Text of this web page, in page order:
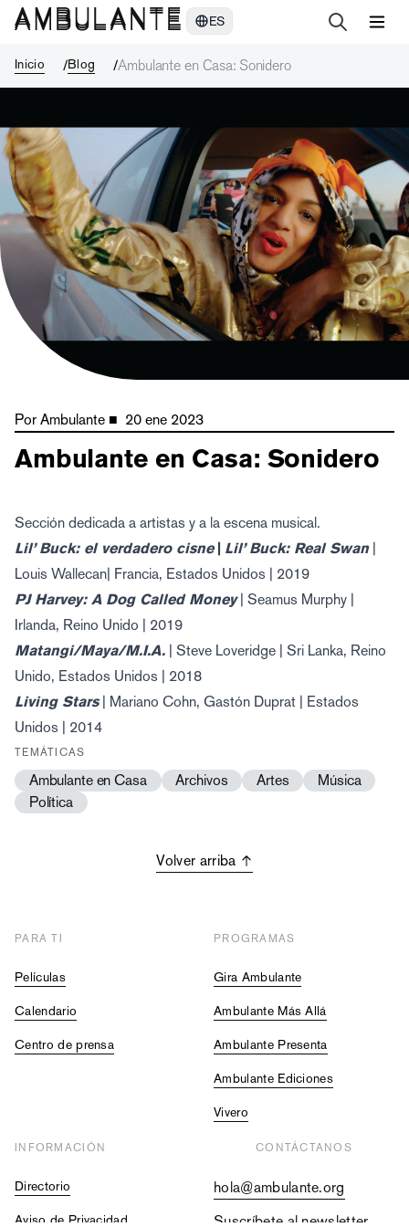
ES
Inicio Blog Ambulante en Casa: Sonidero
Por Ambulante ■ 20 ene 2023
Ambulante en Casa: Sonidero
Sección dedicada a artistas y a la escena musical.
Lil’ Buck: el verdadero cisne | Lil’ Buck: Real Swan |
Louis Wallecan| Francia, Estados Unidos | 2019
PJ Harvey: A Dog Called Money| Seamus Murphy |
Irlanda, Reino Unido | 2019
Matangi/Maya/M.I.A. | Steve Loveridge | Sri Lanka, Reino
Unido, Estados Unidos | 2018
Living Stars| Mariano Cohn, Gastón Duprat | Estados
Unidos | 2014
TEMÁTICAS
Ambulante en Casa Archivos Artes
Música
Política
Volver arriba
PARA TI
Películas
Calendario
Centro de prensa
PROGRAMAS
Gira Ambulante
Ambulante Más Allá
Ambulante Presenta
Ambulante Ediciones
Vivero
INFORMACIÓN
Directorio
Aviso de Privacidad
CONTÁCTANOS
hola@ambulante.org
Suscríbete al newsletter
Ambulante en Casa: Sonidero